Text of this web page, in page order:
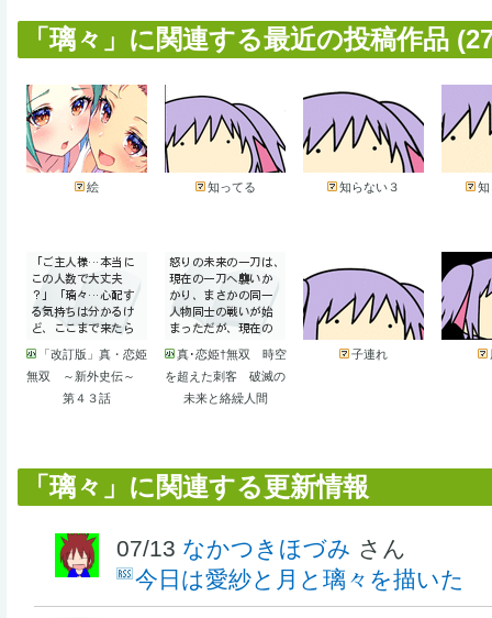
「璃々」に関連する最近の投稿作品
絵 知ってる 知らない３ 知
「改訂版」真・恋姫
無双 ～新外史伝～
第４３話
真･恋姫†無双 時空
を超えた刺客 破滅の
未来と絡繰人間
子連れ
「璃々」に関連する更新情報
07/13 なかつきほづみ さん
今日は愛紗と月と璃々を描いた